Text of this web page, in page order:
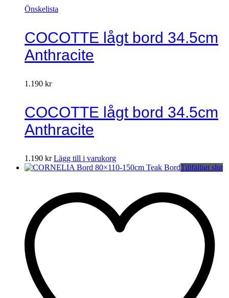
Önskelista
COCOTTE lågt bord 34.5cm
Anthracite
1.190 kr
COCOTTE lågt bord 34.5cm
Anthracite
1.190 kr Lägg till i varukorg
Tillfälligt slut